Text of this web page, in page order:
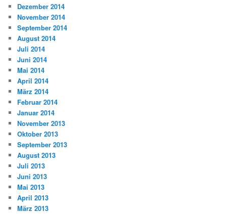
Dezember 2014
November 2014
September 2014
August 2014
Juli 2014
Juni 2014
Mai 2014
April 2014
März 2014
Februar 2014
Januar 2014
November 2013
Oktober 2013
September 2013
August 2013
Juli 2013
Juni 2013
Mai 2013
April 2013
März 2013